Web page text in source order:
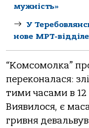
мужність»
У
нове МРТ-
“Комсомолка”
переконалася:
тими часами в 12
Виявилося, є
гривня